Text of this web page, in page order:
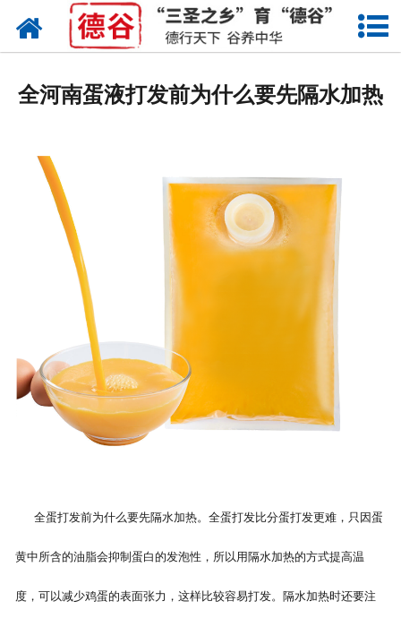
网站首页
产品中心
新闻中心
联系我们
全河南蛋液打发前为什么要先隔水加热
全蛋打发前为什么要先隔水加热。全蛋打发比分蛋打发更难，只因蛋
黄中所含的油脂会抑制蛋白的发泡性，所以用隔水加热的方式提高温
度，可以减少鸡蛋的表面张力，这样比较容易打发。隔水加热时还要注